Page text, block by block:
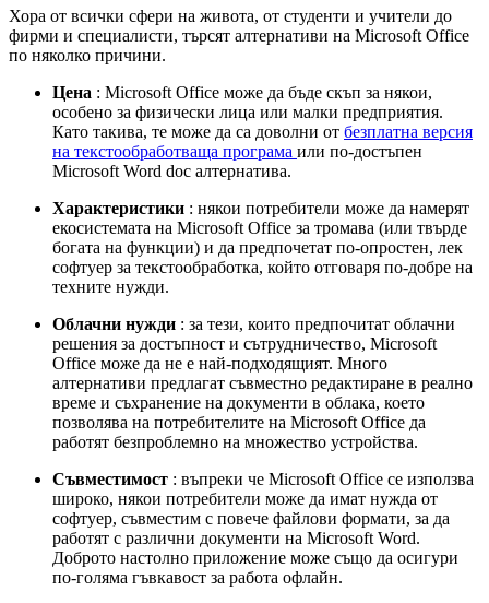
Хора от всички сфери на живота, от студенти и учители до
фирми и специалисти, търсят алтернативи на Microsoft Office
по няколко причини.
Цена : Microsoft Office може да бъде скъп за някои,
особено за физически лица или малки предприятия.
Като такива, те може да са доволни от безплатна версия
на текстообработваща програма или по-достъпен
Microsoft Word doc алтернатива.
Характеристики : някои потребители може да намерят
екосистемата на Microsoft Office за тромава (или твърде
богата на функции) и да предпочетат по-опростен, лек
софтуер за текстообработка, който отговаря по-добре на
техните нужди.
Облачни нужди : за тези, които предпочитат облачни
решения за достъпност и сътрудничество, Microsoft
Office може да не е най-подходящият. Много
алтернативи предлагат съвместно редактиране в реално
време и съхранение на документи в облака, което
позволява на потребителите на Microsoft Office да
работят безпроблемно на множество устройства.
Съвместимост : въпреки че Microsoft Office се използва
широко, някои потребители може да имат нужда от
софтуер, съвместим с повече файлови формати, за да
работят с различни документи на Microsoft Word.
Доброто настолно приложение може също да осигури
по-голяма гъвкавост за работа офлайн.